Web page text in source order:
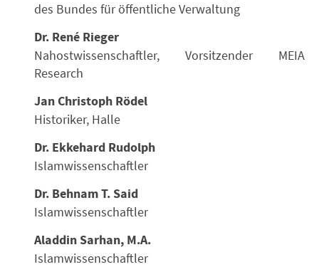
des Bundes für öffentliche Verwaltung
Dr. René Rieger
Nahostwissenschaftler, Vorsitzender MEIA
Research
Jan Christoph Rödel
Historiker, Halle
Dr. Ekkehard Rudolph
Islamwissenschaftler
Dr. Behnam T. Said
Islamwissenschaftler
Aladdin Sarhan, M.A.
Islamwissenschaftler